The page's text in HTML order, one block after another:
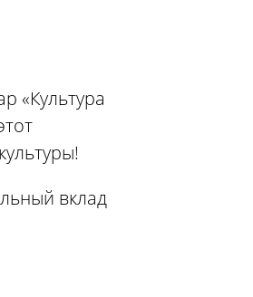
«Культура
вклад